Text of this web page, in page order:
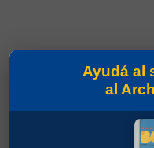
Ayudá al
al